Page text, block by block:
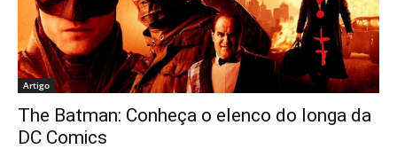
Artigo
The Batman: Conheça o elenco do longa da
DC Comics